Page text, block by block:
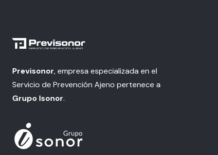
Previsonor, empresa especializada en el
Servicio de Prevención Ajeno pertenece a
Grupo Isonor.